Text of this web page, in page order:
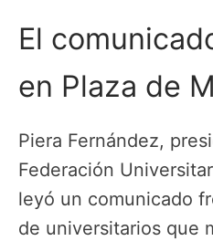
El
en Plaza de
Piera Fernández,
Federación
leyó un comunicado
de universitarios que